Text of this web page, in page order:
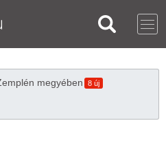
megyében 8 új